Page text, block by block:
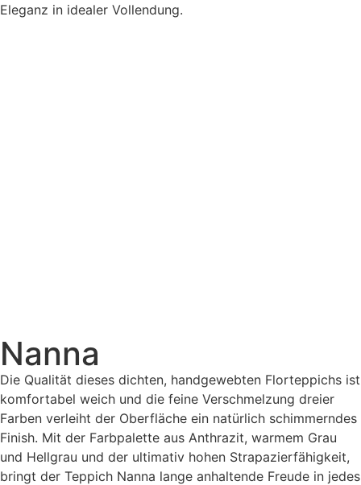
Eleganz in idealer Vollendung.
Nanna
Die Qualität dieses dichten, handgewebten Florteppichs ist
komfortabel weich und die feine Verschmelzung dreier
Farben verleiht der Oberfläche ein natürlich schimmerndes
Finish. Mit der Farbpalette aus Anthrazit, warmem Grau
und Hellgrau und der ultimativ hohen Strapazierfähigkeit,
bringt der Teppich Nanna lange anhaltende Freude in jedes